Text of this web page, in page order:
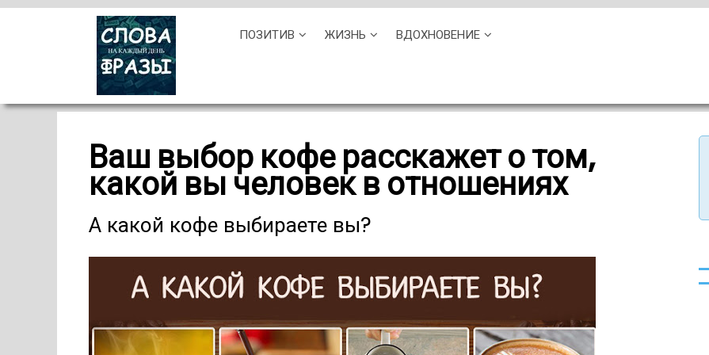
ПОЗИТИВ ЖИЗНЬ ВДОХНОВЕНИЕ
Ваш выбор кофе расскажет о том,
какой вы человек в отношениях
А какой кофе выбираете вы?